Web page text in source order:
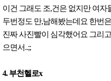
이건 그래도 조,건은 없지만 여자
두번정도 만,남해봤는데요 한번
진짜 사진빨이 심각했어요 그리
으면서..;;
4. 부천헬로x